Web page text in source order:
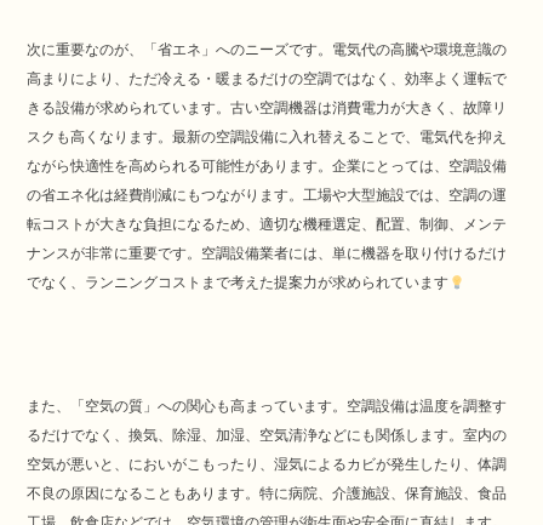
次に重要なのが、「省エネ」へのニーズです。電気代の高騰や環境意識の
高まりにより、ただ冷える・暖まるだけの空調ではなく、効率よく運転で
きる設備が求められています。古い空調機器は消費電力が大きく、故障リ
スクも高くなります。最新の空調設備に入れ替えることで、電気代を抑え
ながら快適性を高められる可能性があります。企業にとっては、空調設備
の省エネ化は経費削減にもつながります。工場や大型施設では、空調の運
転コストが大きな負担になるため、適切な機種選定、配置、制御、メンテ
ナンスが非常に重要です。空調設備業者には、単に機器を取り付けるだけ
でなく、ランニングコストまで考えた提案力が求められています
また、「空気の質」への関心も高まっています。空調設備は温度を調整す
るだけでなく、換気、除湿、加湿、空気清浄などにも関係します。室内の
空気が悪いと、においがこもったり、湿気によるカビが発生したり、体調
不良の原因になることもあります。特に病院、介護施設、保育施設、食品